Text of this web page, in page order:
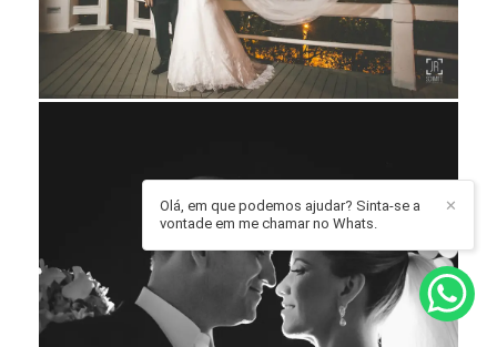
✕
Olá, em que podemos ajudar? Sinta-se a
vontade em me chamar no Whats.